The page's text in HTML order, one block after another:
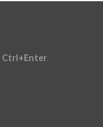
Ctrl+Enter.